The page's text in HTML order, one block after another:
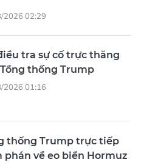
2026 02:29
tra sự cố trực thăng
thống Trump
2026 01:16
thống Trump trực tiếp
phán về eo biển Hormuz